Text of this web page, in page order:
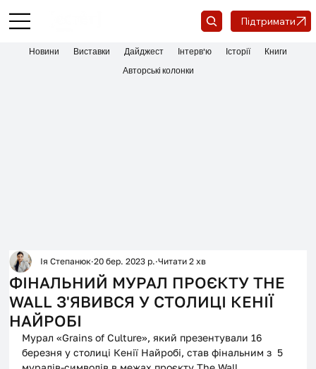
Підтримати
ФІНАЛЬНИЙ МУРАЛ ПРОЄКТУ THE
WALL З'ЯВИВСЯ У СТОЛИЦІ КЕНІЇ
НАЙРОБІ
Ія Степанюк 20 бер. 2023 р. Читати 2 хв
Мурал «Grains of Culture», який презентували 16
березня у столиці Кенії Найробі, став фінальним з  5
Новини Виставки Дайджест Інтерв'ю Історії
Книги
Авторські колонки